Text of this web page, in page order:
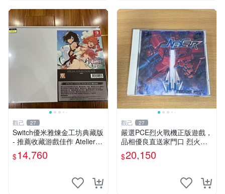
觀己 27
Switch優米雅煉金工坊典藏版
- 推薦收藏游戲佳作 Atelier系
列 游戲 心動
$14,760
觀己 27
嚴選PCE烈火戰機正版遊戲，
品相優良直送家門口 烈火戰
機 測試版 電玩 正版遊戲
$20,150